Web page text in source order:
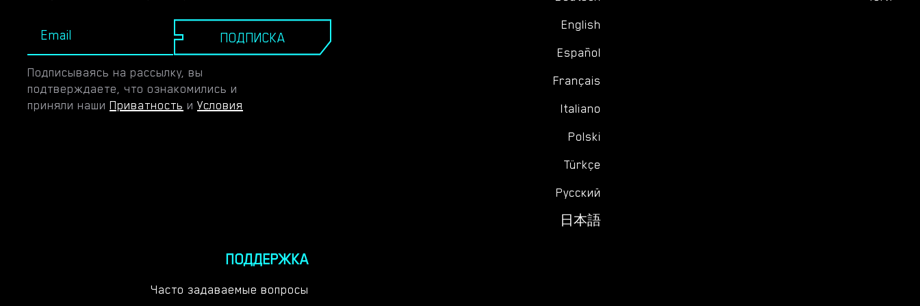
дальше? Любовь предназначена только для двоих
или ее можно разделить? И возможно ли вообще
идеей использовать их в качестве пешек в
совершенно другой игре?​
ПОДПИСКА
Подписываясь на рассылку, вы
подтверждаете, что ознакомились и
приняли наши Приватность и Условия
English
Español
Français
Italiano
Polski
Türkçe
Русский
日本語
ПОДДЕРЖКА
Часто задаваемые вопросы